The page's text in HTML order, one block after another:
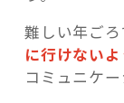
難しい年ごろ
に行けない
コミュニケ